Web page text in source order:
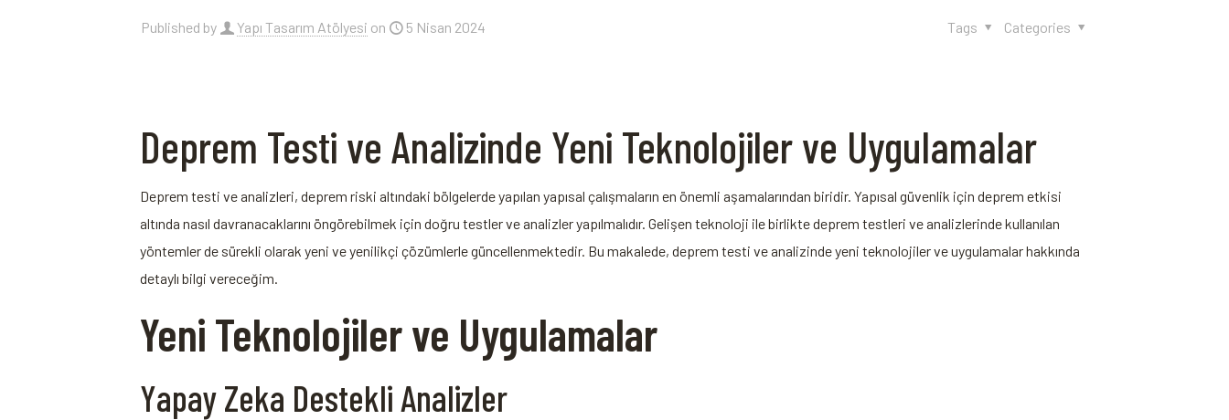
Published by Yapı Tasarım Atölyesi on 5 Nisan 2024 Categories
Tags
Deprem Testi ve Analizinde Yeni Teknolojiler ve Uygulamalar
Deprem testi ve analizleri, deprem riski altındaki bölgelerde yapılan yapısal çalışmaların en önemli aşamalarından biridir. Yapısal güvenlik için deprem etkisi
altında nasıl davranacaklarını öngörebilmek için doğru testler ve analizler yapılmalıdır. Gelişen teknoloji ile birlikte deprem testleri ve analizlerinde kullanılan
yöntemler de sürekli olarak yeni ve yenilikçi çözümlerle güncellenmektedir. Bu makalede, deprem testi ve analizinde yeni teknolojiler ve uygulamalar hakkında
detaylı bilgi vereceğim.
Yeni Teknolojiler ve Uygulamalar
Yapay Zeka Destekli Analizler